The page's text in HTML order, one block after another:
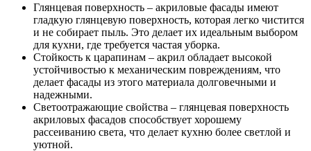
Глянцевая поверхность – акриловые фасады имеют
гладкую глянцевую поверхность, которая легко чистится
и не собирает пыль. Это делает их идеальным выбором
для кухни, где требуется частая уборка.
Стойкость к царапинам – акрил обладает высокой
устойчивостью к механическим повреждениям, что
делает фасады из этого материала долговечными и
надежными.
Светоотражающие свойства – глянцевая поверхность
акриловых фасадов способствует хорошему
рассеиванию света, что делает кухню более светлой и
уютной.